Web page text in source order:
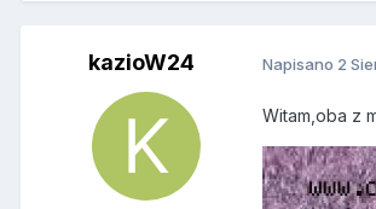
kazioW24 Napisano 2
Witam,oba z